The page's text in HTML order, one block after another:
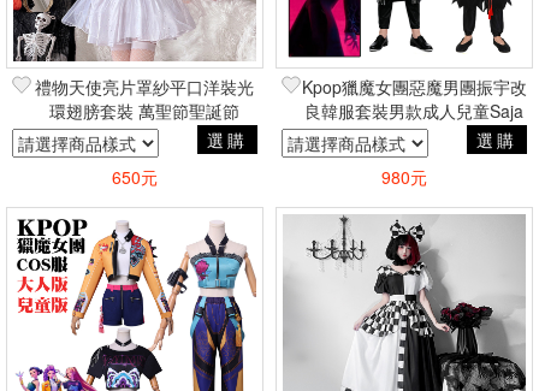
禮物天使亮片罩紗平口洋裝光
環翅膀套裝 萬聖節聖誕節
COSPLAY變裝蘿莉塔風
選購
650元
Kpop獵魔女團惡魔男團振宇改
良韓服套裝男款成人兒童Saja
Boys萬聖節角色扮演cosplay
選購
980元